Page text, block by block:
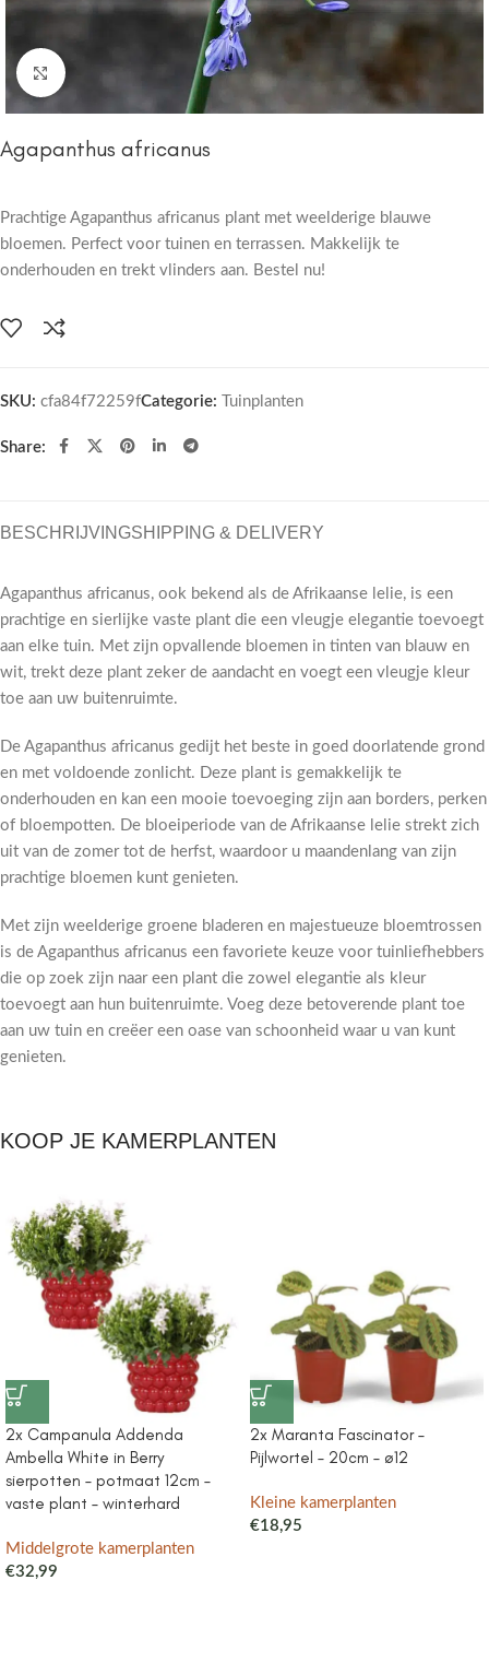
Click to enlarge
Agapanthus africanus
Prachtige Agapanthus africanus plant met weelderige blauwe
bloemen. Perfect voor tuinen en terrassen. Makkelijk te
onderhouden en trekt vlinders aan. Bestel nu!
SKU: cfa84f72259fCategorie: Tuinplanten
Share:
BESCHRIJVINGSHIPPING & DELIVERY
Agapanthus africanus, ook bekend als de Afrikaanse lelie, is een
prachtige en sierlijke vaste plant die een vleugje elegantie toevoegt
aan elke tuin. Met zijn opvallende bloemen in tinten van blauw en
wit, trekt deze plant zeker de aandacht en voegt een vleugje kleur
toe aan uw buitenruimte.
De Agapanthus africanus gedijt het beste in goed doorlatende grond
en met voldoende zonlicht. Deze plant is gemakkelijk te
onderhouden en kan een mooie toevoeging zijn aan borders, perken
of bloempotten. De bloeiperiode van de Afrikaanse lelie strekt zich
uit van de zomer tot de herfst, waardoor u maandenlang van zijn
prachtige bloemen kunt genieten.
Met zijn weelderige groene bladeren en majestueuze bloemtrossen
is de Agapanthus africanus een favoriete keuze voor tuinliefhebbers
die op zoek zijn naar een plant die zowel elegantie als kleur
toevoegt aan hun buitenruimte. Voeg deze betoverende plant toe
aan uw tuin en creëer een oase van schoonheid waar u van kunt
genieten.
KOOP JE KAMERPLANTEN
2x Campanula Addenda
Ambella White in Berry
sierpotten – potmaat 12cm –
vaste plant – winterhard
Middelgrote kamerplanten
€32,99
2x Maranta Fascinator –
Pijlwortel – 20cm – ø12
Kleine kamerplanten
€18,95